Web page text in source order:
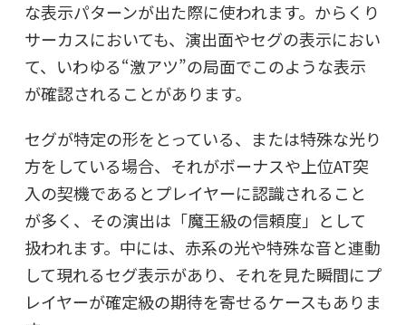
な表示パターンが出た際に使われます。からくり
サーカスにおいても、演出面やセグの表示におい
て、いわゆる“激アツ”の局面でこのような表示
が確認されることがあります。
セグが特定の形をとっている、または特殊な光り
方をしている場合、それがボーナスや上位AT突
入の契機であるとプレイヤーに認識されること
が多く、その演出は「魔王級の信頼度」として
扱われます。中には、赤系の光や特殊な音と連動
して現れるセグ表示があり、それを見た瞬間にプ
レイヤーが確定級の期待を寄せるケースもありま